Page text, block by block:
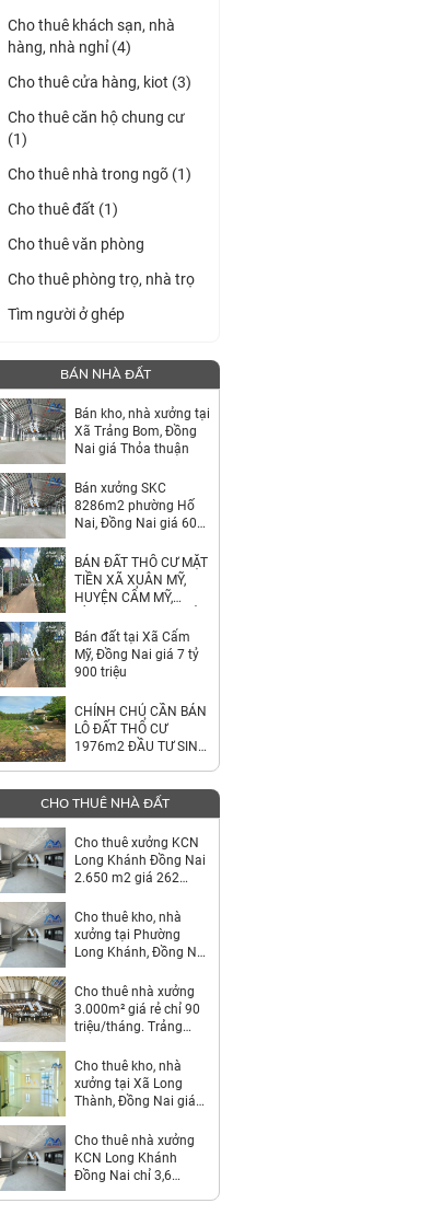
Cho thuê khách sạn, nhà
hàng, nhà nghỉ (4)
Cho thuê cửa hàng, kiot (3)
Cho thuê căn hộ chung cư
(1)
Cho thuê nhà trong ngõ (1)
Cho thuê đất (1)
Cho thuê văn phòng
Cho thuê phòng trọ, nhà trọ
Tìm người ở ghép
BÁN NHÀ ĐẤT
Bán kho, nhà xưởng tại
Xã Trảng Bom, Đồng
Nai giá Thỏa thuận
Bán xưởng SKC
8286m2 phường Hố
Nai, Đồng Nai giá 60
BÁN ĐẤT THỔ CƯ MẶT
TIỀN XÃ XUÂN MỸ,
HUYỆN CẨM MỸ,
7,9 TỶ
Bán đất tại Xã Cẩm
Mỹ, Đồng Nai giá 7 tỷ
900 triệu
CHÍNH CHỦ CẦN BÁN
LÔ ĐẤT THỔ CƯ
1976m2 ĐẦU TƯ SINH
CHO THUÊ NHÀ ĐẤT
Cho thuê xưởng KCN
Long Khánh Đồng Nai
2.650 m2 giá 262
Cho thuê kho, nhà
xưởng tại Phường
Long Khánh, Đồng Nai
Cho thuê nhà xưởng
3.000m² giá rẻ chỉ 90
triệu/tháng. Trảng
Cho thuê kho, nhà
xưởng tại Xã Long
Thành, Đồng Nai giá
Cho thuê nhà xưởng
KCN Long Khánh
Đồng Nai chỉ 3,6